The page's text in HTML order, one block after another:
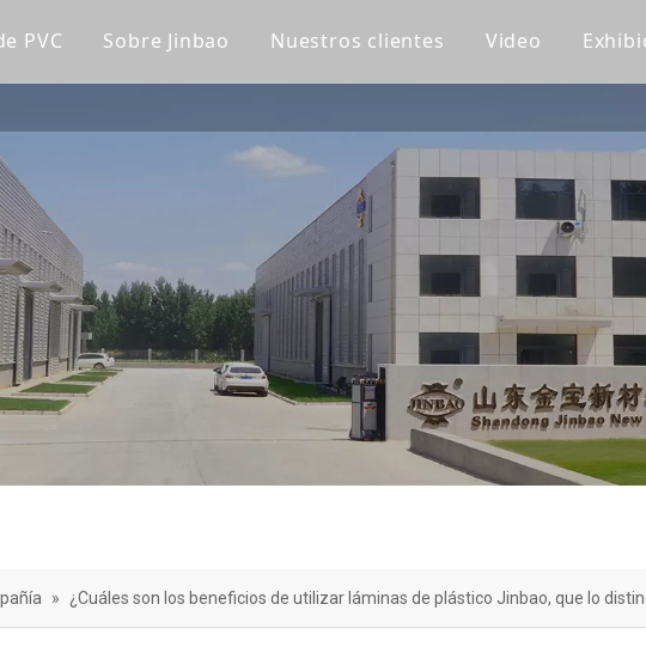
PVC
de gabinete de PVC
de PVC Celuka
de espuma extruido de PVC
de espuma sin PVC
de pared de WPC
de pared ultravioleta
Sobre Jinbao
Perfil de la empresa
Línea de fábrica
Certificaciones
Noticias de la compañía
Nuestros clientes Video
Vídeos de
Vídeos de
Vídeo del
Eventos
» ¿Cuáles son los beneficios de utilizar láminas de plástico Jinbao, que lo